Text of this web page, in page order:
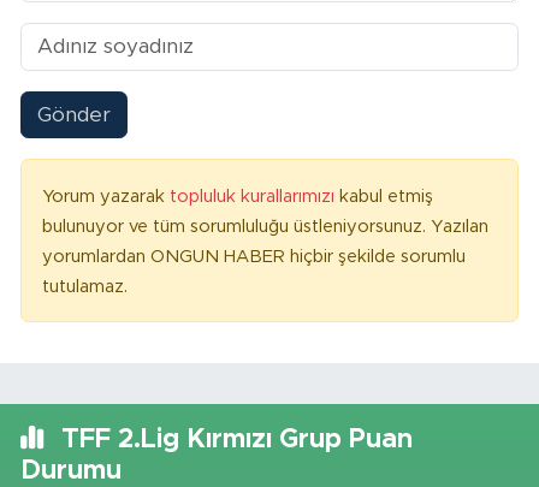
Gönder
Yorum yazarak topluluk kurallarımızı kabul etmiş
bulunuyor ve tüm sorumluluğu üstleniyorsunuz. Yazılan
yorumlardan ONGUN HABER hiçbir şekilde sorumlu
tutulamaz.
TFF 2.Lig Kırmızı Grup Puan
Durumu